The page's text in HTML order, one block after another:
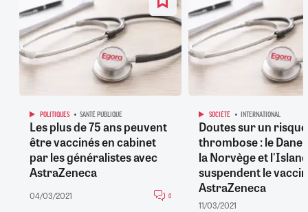
POLITIQUES SANTÉ PUBLIQUE
Les plus de 75 ans peuvent
être vaccinés en cabinet
par les généralistes avec
AstraZeneca
04/03/2021 0
SOCIÉTÉ INTERNATIONAL
Doutes sur un
thrombose : le
la Norvège et
suspendent le vaccin
AstraZeneca
11/03/2021